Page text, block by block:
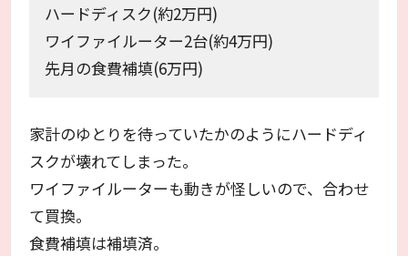
ハードディスク(約2万円)
ワイファイルーター2台(約4万円)
先月の食費補填(6万円)
家計のゆとりを待っていたかのようにハードディ
スクが壊れてしまった。
ワイファイルーターも動きが怪しいので、合わせ
て買換。
食費補填は補填済。